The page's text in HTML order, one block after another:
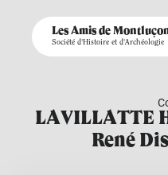
Les Amis de
Société d'Histoire et d'Archéologie
LAVILLATTE
René